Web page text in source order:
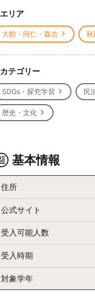
エリア
大館・阿仁・森吉 秋
カテゴリー
SDGs・探究学習 民
歴史・文化
基本情報
住所
公式サイト
受入可能人数
受入時期
対象学年